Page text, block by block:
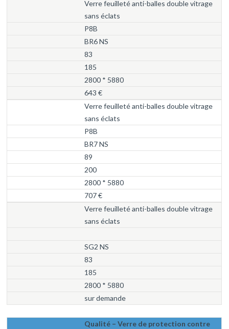
Verre feuilleté anti-balles double vitrage
sans éclats
P8B
BR6 NS
83
185
2800 * 5880
643 €
Verre feuilleté anti-balles double vitrage
sans éclats
P8B
BR7 NS
89
200
2800 * 5880
707 €
Verre feuilleté anti-balles double vitrage
sans éclats
SG2 NS
83
185
2800 * 5880
sur demande
Qualité – Verre de protection contre